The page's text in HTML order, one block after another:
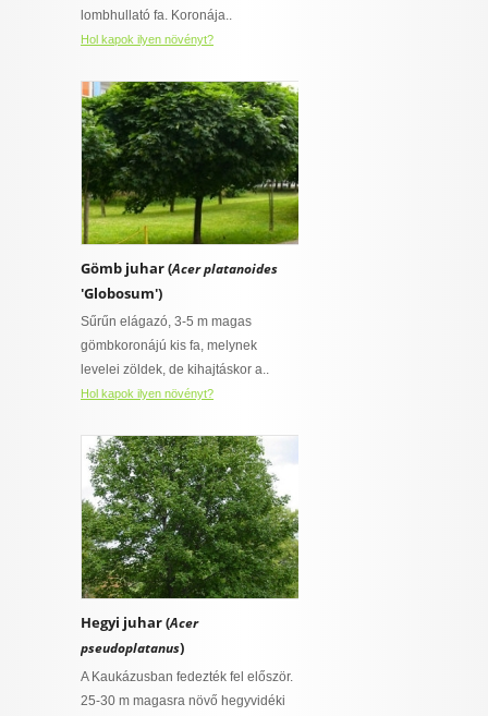
lombhullató fa. Koronája..
Hol kapok ilyen növényt?
Gömb juhar (Acer platanoides
'Globosum')
Sűrűn elágazó, 3-5 m magas
gömbkoronájú kis fa, melynek
levelei zöldek, de kihajtáskor a..
Hol kapok ilyen növényt?
Hegyi juhar (Acer
pseudoplatanus)
A Kaukázusban fedezték fel először.
25-30 m magasra növő hegyvidéki